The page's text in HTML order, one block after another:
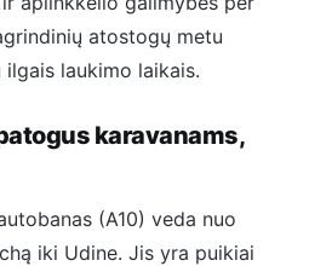
atostogų metu
laukimo laikais.
karavanams,
(A10) veda nuo
iki Udine. Jis yra puikiai